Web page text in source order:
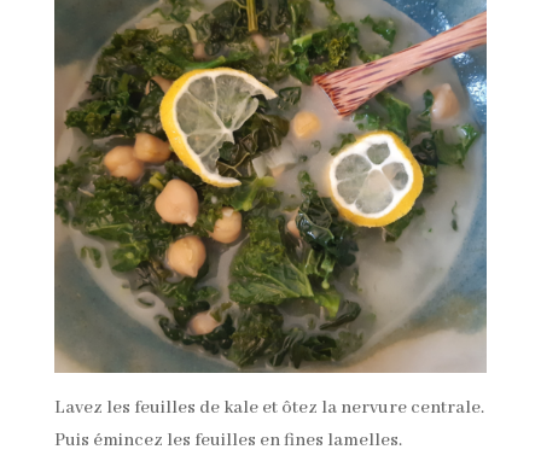
Lavez les feuilles de kale et ôtez la nervure centrale.
Puis émincez les feuilles en fines lamelles.